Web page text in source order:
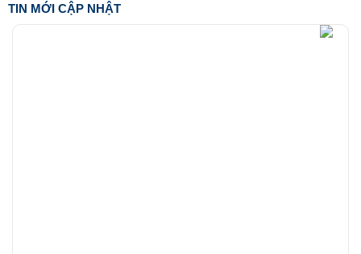
TIN MỚI CẬP NHẬT